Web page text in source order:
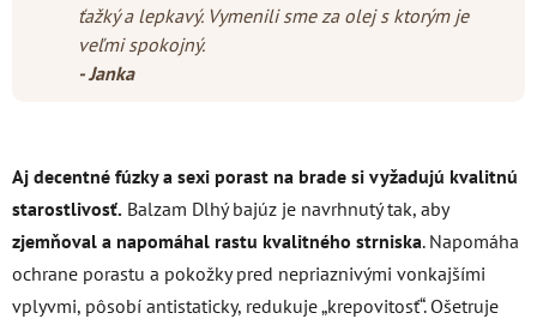
ťažký a lepkavý. Vymenili sme za olej s ktorým je
veľmi spokojný.
- Janka
Aj decentné fúzky a sexi porast na brade si vyžadujú kvalitnú
starostlivosť. Balzam Dlhý bajúz je navrhnutý tak, aby
zjemňoval a napomáhal rastu kvalitného strniska. Napomáha
ochrane porastu a pokožky pred nepriaznivými vonkajšími
vplyvmi, pôsobí antistaticky, redukuje „krepovitosť“. Ošetruje